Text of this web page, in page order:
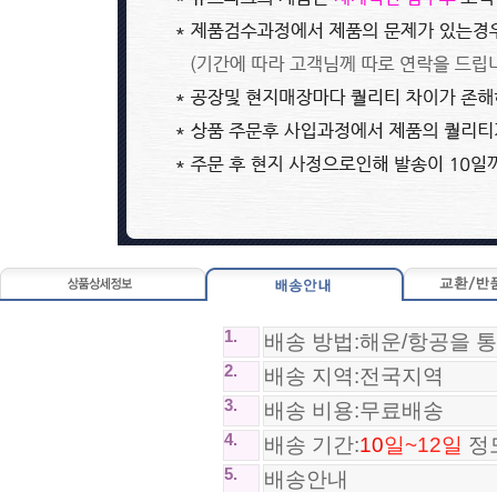
1. 배송 방법:해운/항공을
2. 배송 지역:전국지역
3. 배송 비용:무료배송
4. 배송 기간:10일~12일 정
5. 배송안내